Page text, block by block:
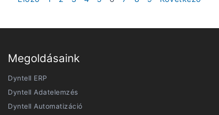
Megoldásaink
Dyntell ERP
Dyntell Adatelemzés
Dyntell Automatizáció